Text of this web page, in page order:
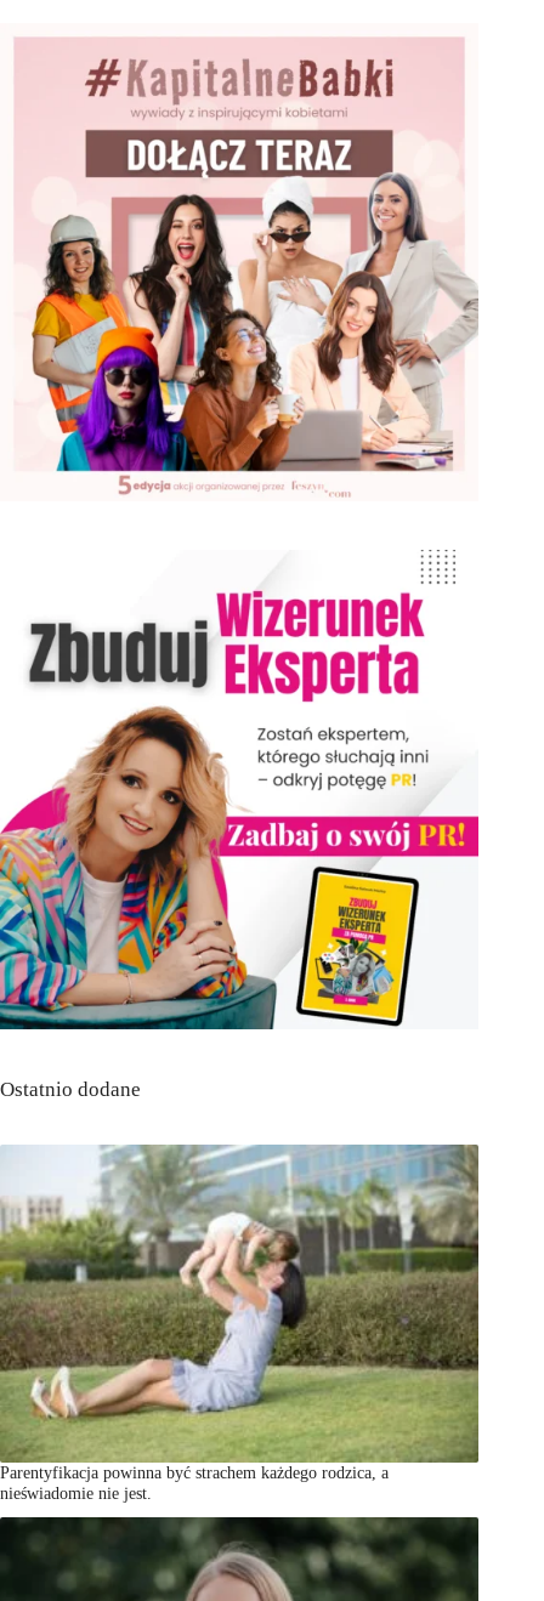
Ostatnio dodane
Parentyfikacja powinna być strachem każdego rodzica, a
nieświadomie nie jest.